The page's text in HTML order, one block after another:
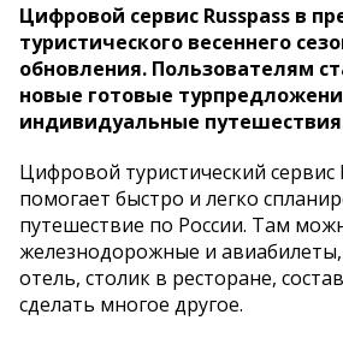
Цифровой сервис Russpass в
туристического весеннего
обновления. Пользователям
новые готовые
индивидуальные
Цифровой туристический сервис
помогает быстро и легко
путешествие по России. Там
железнодорожные и
отель, столик в ресторане,
сделать многое другое.